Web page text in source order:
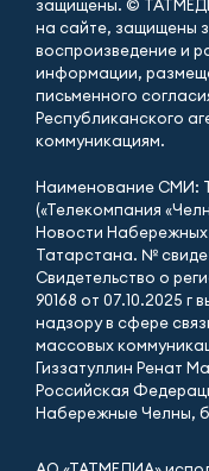
защищены. ©
на сайте, защищены
воспроизведение и
информации,
письменного
Республиканского
коммуникациям.
Наименование СМИ:
(«Телекомпания
Новости Набережных
Татарстана. №
Свидетельство о
90168 от 07.10.2025
надзору в сфере
массовых
Гиззатуллин Ренат
Российская
Набережные Челны,